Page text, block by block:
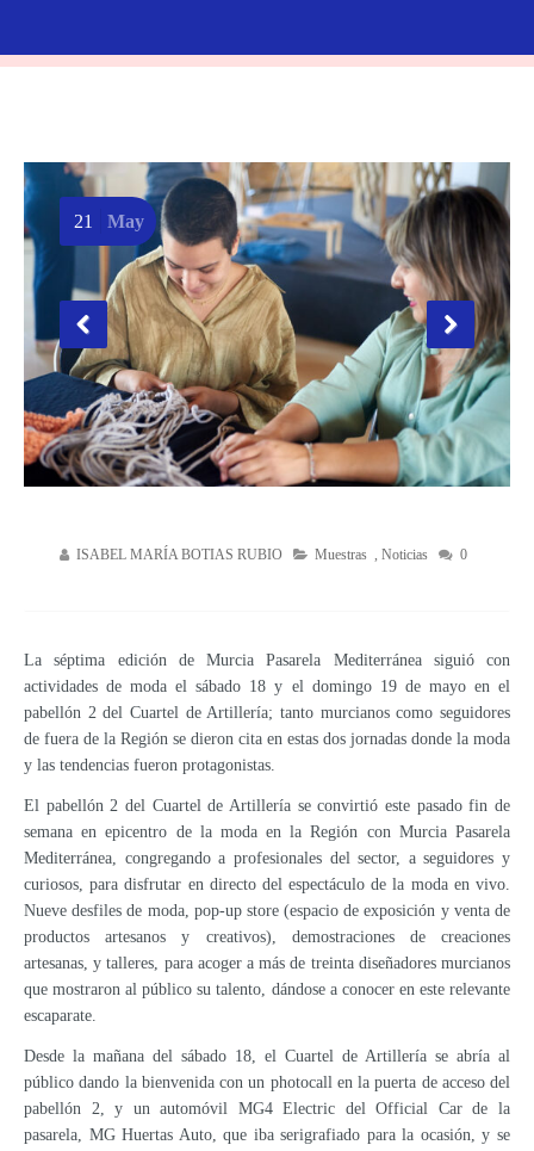
ISABEL MARÍA BOTIAS RUBIO Muestras , Noticias 0
21 May
La séptima edición de Murcia Pasarela Mediterránea siguió con
actividades de moda el sábado 18 y el domingo 19 de mayo en el
pabellón 2 del Cuartel de Artillería; tanto murcianos como seguidores
de fuera de la Región se dieron cita en estas dos jornadas donde la moda
y las tendencias fueron protagonistas.
El pabellón 2 del Cuartel de Artillería se convirtió este pasado fin de
semana en epicentro de la moda en la Región con Murcia Pasarela
Mediterránea, congregando a profesionales del sector, a seguidores y
curiosos, para disfrutar en directo del espectáculo de la moda en vivo.
Nueve desfiles de moda, pop-up store (espacio de exposición y venta de
productos artesanos y creativos), demostraciones de creaciones
artesanas, y talleres, para acoger a más de treinta diseñadores murcianos
que mostraron al público su talento, dándose a conocer en este relevante
escaparate.
Desde la mañana del sábado 18, el Cuartel de Artillería se abría al
público dando la bienvenida con un photocall en la puerta de acceso del
pabellón 2, y un automóvil MG4 Electric del Official Car de la
pasarela, MG Huertas Auto, que iba serigrafiado para la ocasión, y se